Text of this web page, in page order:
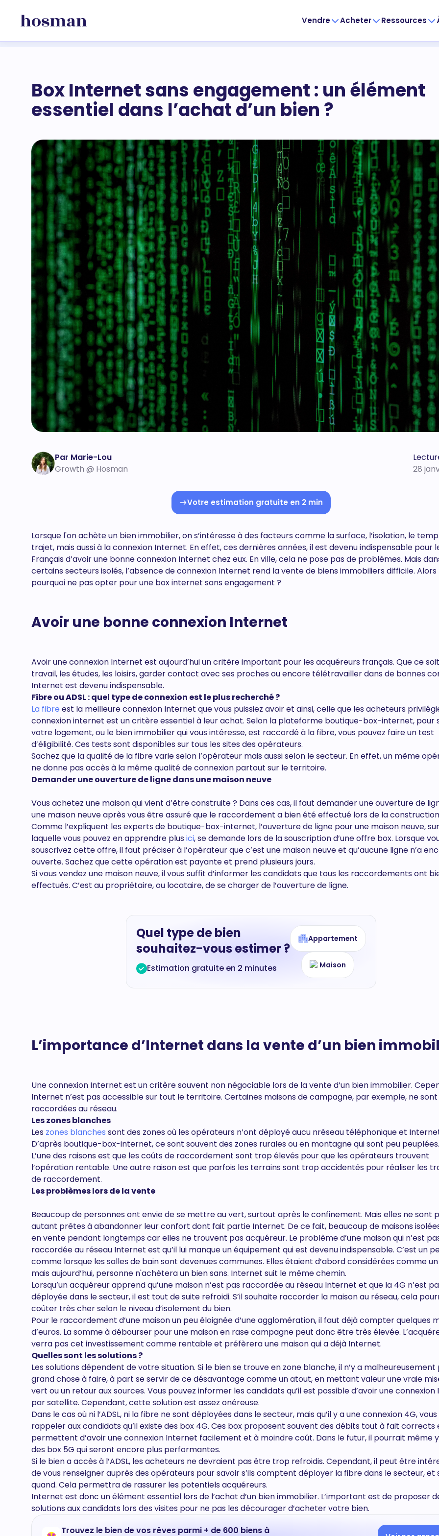
Vendre Acheter Ressources
Box Internet sans engagement : un élément
essentiel dans l’achat d’un bien ?
Par Marie-Lou
Growth @ Hosman
28
Votre estimation gratuite en 2 min
Lorsque l'on achète un bien immobilier, on s’intéresse à des facteurs comme la surface, l’isolation, le
trajet, mais aussi à la connexion Internet. En effet, ces dernières années, il est devenu indispensable pour
Français d’avoir une bonne connexion Internet chez eux. En ville, cela ne pose pas de problèmes. Mais
certains secteurs isolés, l’absence de connexion Internet rend la vente de biens immobiliers difficile. Alors
pourquoi ne pas opter pour une box internet sans engagement ?
Avoir une bonne connexion Internet
Avoir une connexion Internet est aujourd’hui un critère important pour les acquéreurs français. Que ce
travail, les études, les loisirs, garder contact avec ses proches ou encore télétravailler dans de bonnes
Internet est devenu indispensable.
Fibre ou ADSL : quel type de connexion est le plus recherché ?
La fibre est la meilleure connexion Internet que vous puissiez avoir et ainsi, celle que les acheteurs
connexion internet est un critère essentiel à leur achat. Selon la plateforme boutique-box-internet, pour
votre logement, ou le bien immobilier qui vous intéresse, est raccordé à la fibre, vous pouvez faire un test
d’éligibilité. Ces tests sont disponibles sur tous les sites des opérateurs.
Sachez que la qualité de la fibre varie selon l’opérateur mais aussi selon le secteur. En effet, un même
ne donne pas accès à la même qualité de connexion partout sur le territoire.
Demander une ouverture de ligne dans une maison neuve
Vous achetez une maison qui vient d’être construite ? Dans ces cas, il faut demander une ouverture de
une maison neuve après vous être assuré que le raccordement a bien été effectué lors de la
Comme l’expliquent les experts de boutique-box-internet, l’ouverture de ligne pour une maison neuve, sur
laquelle vous pouvez en apprendre plusici, se demande lors de la souscription d’une offre box. Lorsque
souscrivez cette offre, il faut préciser à l’opérateur que c’est une maison neuve et qu’aucune ligne n’a
ouverte. Sachez que cette opération est payante et prend plusieurs jours.
Si vous vendez une maison neuve, il vous suffit d’informer les candidats que tous les raccordements ont
effectués. C’est au propriétaire, ou locataire, de se charger de l’ouverture de ligne.
Quel type de bien
souhaitez-vous estimer ?
Estimation gratuite en 2 minutes
Appartement
Maison
L’importance d’Internet dans la vente d’un bien
Une connexion Internet est un critère souvent non négociable lors de la vente d’un bien immobilier.
Internet n’est pas accessible sur tout le territoire. Certaines maisons de campagne, par exemple, ne
raccordées au réseau.
Les zones blanches
Les zones blanches sont des zones où les opérateurs n’ont déployé aucu nréseau téléphonique et
D’après boutique-box-internet, ce sont souvent des zones rurales ou en montagne qui sont peu peuplées.
L’une des raisons est que les coûts de raccordement sont trop élevés pour que les opérateurs trouvent
l’opération rentable. Une autre raison est que parfois les terrains sont trop accidentés pour réaliser les
de raccordement.
Les problèmes lors de la vente
Beaucoup de personnes ont envie de se mettre au vert, surtout après le confinement. Mais elles ne sont
autant prêtes à abandonner leur confort dont fait partie Internet. De ce fait, beaucoup de maisons
en vente pendant longtemps car elles ne trouvent pas acquéreur. Le problème d’une maison qui n’est
raccordée au réseau Internet est qu’il lui manque un équipement qui est devenu indispensable. C’est un
comme lorsque les salles de bain sont devenues communes. Elles étaient d’abord considérées comme un
mais aujourd’hui, personne n'achètera un bien sans. Internet suit le même chemin.
Lorsqu’un acquéreur apprend qu’une maison n’est pas raccordée au réseau Internet et que la 4G n’est
déployée dans le secteur, il est tout de suite refroidi. S’il souhaite raccorder la maison au réseau, cela
coûter très cher selon le niveau d’isolement du bien.
Pour le raccordement d’une maison un peu éloignée d’une agglomération, il faut déjà compter quelques
d’euros. La somme à débourser pour une maison en rase campagne peut donc être très élevée.
verra pas cet investissement comme rentable et préfèrera une maison qui a déjà Internet.
Quelles sont les solutions ?
Les solutions dépendent de votre situation. Si le bien se trouve en zone blanche, il n’y a malheureusement
grand chose à faire, à part se servir de ce désavantage comme un atout, en mettant valeur une vraie
vert ou un retour aux sources. Vous pouvez informer les candidats qu’il est possible d’avoir une
par satellite. Cependant, cette solution est assez onéreuse.
Dans le cas où ni l’ADSL, ni la fibre ne sont déployées dans le secteur, mais qu’il y a une connexion 4G,
rappeler aux candidats qu’il existe des box 4G. Ces box proposent souvent des débits tout à fait corrects
permettent d’avoir une connexion Internet facilement et à moindre coût. Dans le futur, il pourrait même
des box 5G qui seront encore plus performantes.
Si le bien a accès à l’ADSL, les acheteurs ne devraient pas être trop refroidis. Cependant, il peut être
de vous renseigner auprès des opérateurs pour savoir s’ils comptent déployer la fibre dans le secteur, et
quand. Cela permettra de rassurer les potentiels acquéreurs.
Internet est donc un élément essentiel lors de l’achat d’un bien immobilier. L’important est de proposer
solutions aux candidats lors des visites pour ne pas les décourager d’acheter votre bien.
Trouvez le bien de vos rêves parmi + de 600 biens à